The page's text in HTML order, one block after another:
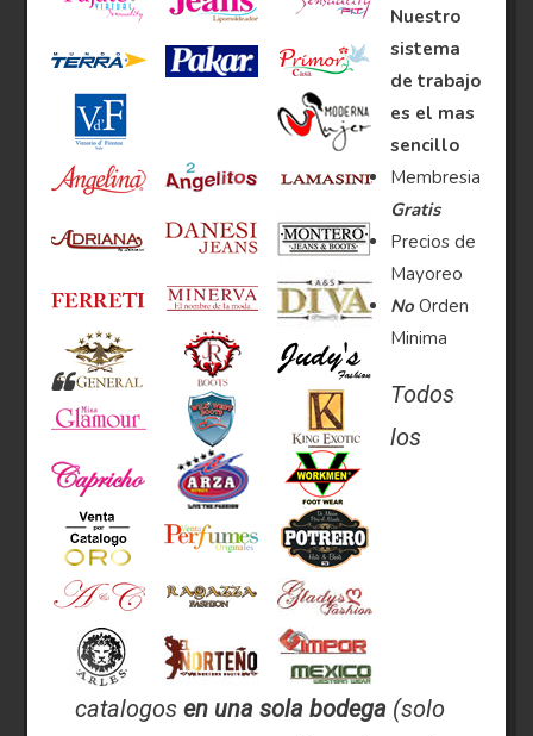
Nuestro
sistema
de trabajo
es el mas
sencillo
Membresia
Gratis
Precios de
Mayoreo
No Orden
Minima
Todos
los
catalogosen una sola bodega (solo